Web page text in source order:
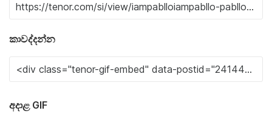
කාවද්දන්න
අදාළ GIF